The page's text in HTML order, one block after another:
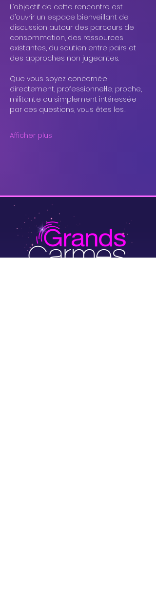
L’objectif de cette rencontre est
d’ouvrir un espace bienveillant de
discussion autour des parcours de
consommation, des ressources
existantes, du soutien entre pairs et
des approches non jugeantes.
Que vous soyez concerné·e
directement, professionnel·le, proche,
militant·e ou simplement intéressé·e
par ces questions, vous êtes les…
Afficher plus